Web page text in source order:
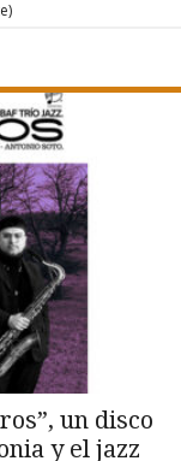
un disco
y el jazz